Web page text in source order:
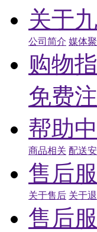
关于
公司简介 媒体
购物
免费
帮助
商品相关 配送
售后
关于售后 关于
售后